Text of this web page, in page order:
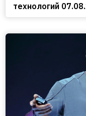
технологий